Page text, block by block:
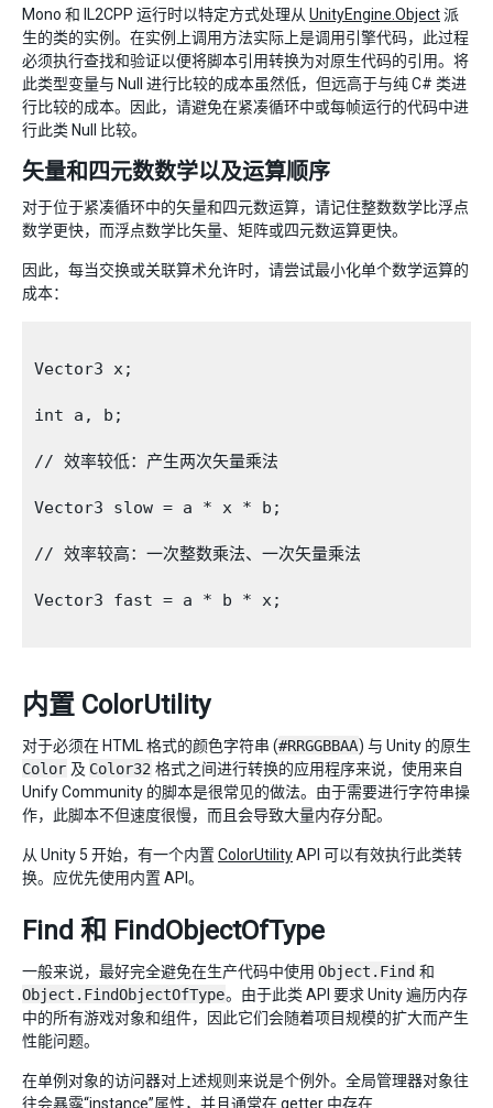
Mono 和 IL2CPP 运行时以特定方式处理从 UnityEngine.Object派
生的类的实例。在实例上调用方法实际上是调用引擎代码，此过程
必须执行查找和验证以便将脚本引用转换为对原生代码的引用。将
此类型变量与 Null 进行比较的成本虽然低，但远高于与纯 C# 类进
行比较的成本。因此，请避免在紧凑循环中或每帧运行的代码中进
行此类 Null 比较。
矢量和四元数数学以及运算顺序
对于位于紧凑循环中的矢量和四元数运算，请记住整数数学比浮点
数学更快，而浮点数学比矢量、矩阵或四元数运算更快。
因此，每当交换或关联算术允许时，请尝试最小化单个数学运算的
成本：
Vector3 x;
int a, b;
// 效率较低：产生两次矢量乘法
Vector3 slow = a * x * b;
// 效率较高：一次整数乘法、一次矢量乘法
Vector3 fast = a * b * x;
内置 ColorUtility
对于必须在 HTML 格式的颜色字符串 (#RRGGBBAA) 与 Unity 的原生
Color 及 Color32 格式之间进行转换的应用程序来说，使用来自
Unify Community 的脚本是很常见的做法。由于需要进行字符串操
作，此脚本不但速度很慢，而且会导致大量内存分配。
从 Unity 5 开始，有一个内置 ColorUtilityAPI 可以有效执行此类转
换。应优先使用内置 API。
Find 和 FindObjectOfType
一般来说，最好完全避免在生产代码中使用 Object.Find 和
Object.FindObjectOfType。由于此类 API 要求 Unity 遍历内存
中的所有游戏对象和组件，因此它们会随着项目规模的扩大而产生
性能问题。
在单例对象的访问器对上述规则来说是个例外。全局管理器对象往
往会暴露“instance”属性，并且通常在 getter 中存在